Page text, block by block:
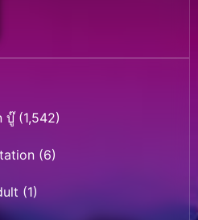
บู๊(1,542)
(6)
(1)